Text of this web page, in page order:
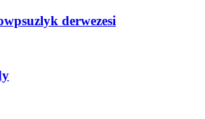
derwezesi